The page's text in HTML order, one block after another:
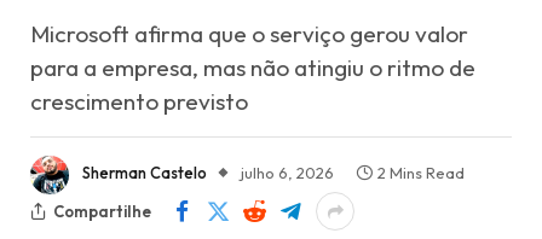
Microsoft afirma que o serviço gerou valor
para a empresa, mas não atingiu o ritmo de
crescimento previsto
Sherman Castelo julho 6, 2026
2 Mins Read
Compartilhe